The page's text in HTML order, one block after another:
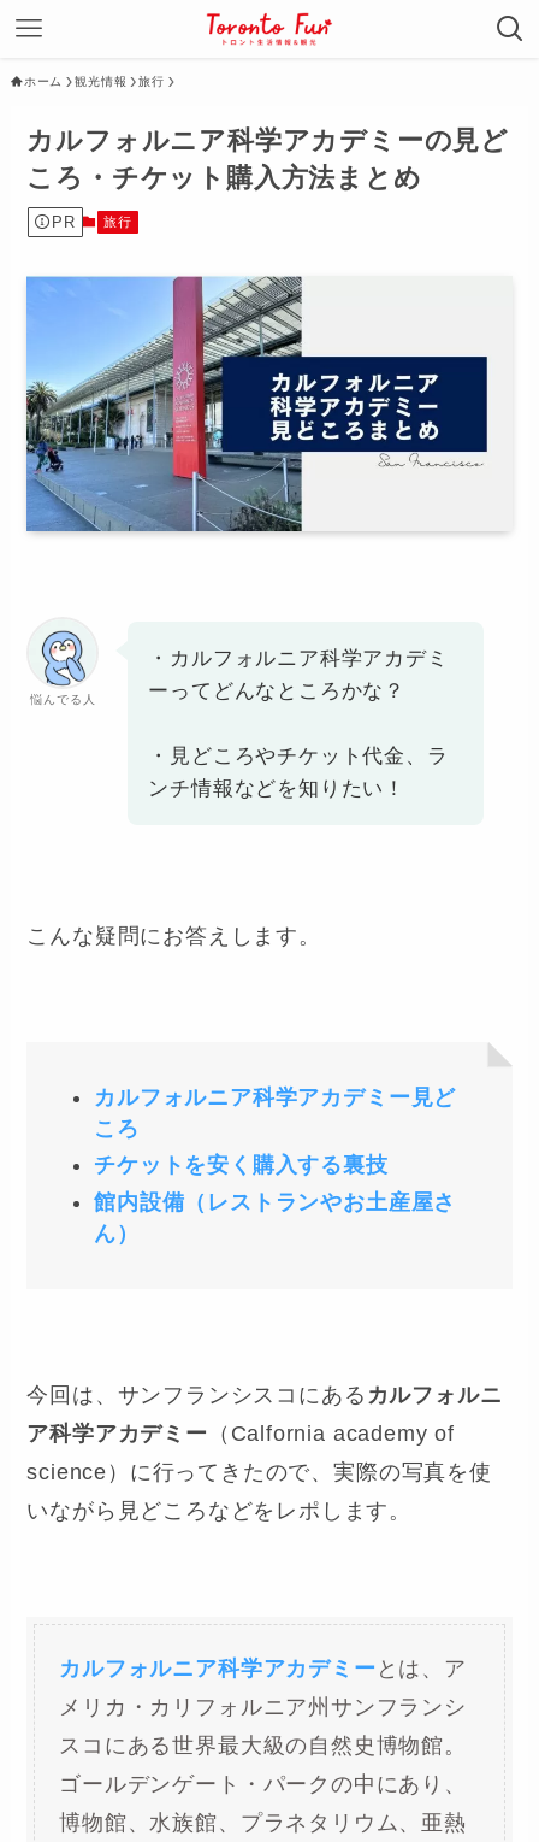
ホーム 観光情報 旅行
カルフォルニア科学アカデミーの見ど
ころ・チケット購入方法まとめ
PR 旅行
悩んでる人
・カルフォルニア科学アカデミ
ーってどんなところかな？
・見どころやチケット代金、ラ
ンチ情報などを知りたい！
こんな疑問にお答えします。
カルフォルニア科学アカデミー見ど
ころ
チケットを安く購入する裏技
館内設備（レストランやお土産屋さ
ん）
今回は、サンフランシスコにある カルフォルニ
ア科学アカデミー （Calfornia academy of
science）に行ってきたので、実際の写真を使
いながら見どころなどをレポします。
カルフォルニア科学アカデミー とは、ア
メリカ・カリフォルニア州サンフランシ
スコにある世界最大級の自然史博物館。
ゴールデンゲート・パークの中にあり、
博物館、水族館、プラネタリウム、亜熱